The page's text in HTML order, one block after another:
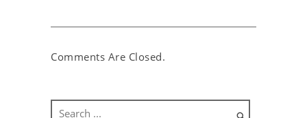
Comments Are Closed.